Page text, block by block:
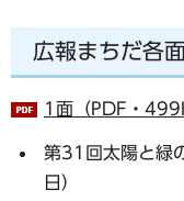
広報まちだ各
1面（PDF・
第31回太陽と緑
日）